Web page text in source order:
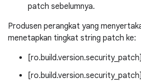
patch sebelumnya.
Produsen perangkat yang
menetapkan tingkat string patch ke: